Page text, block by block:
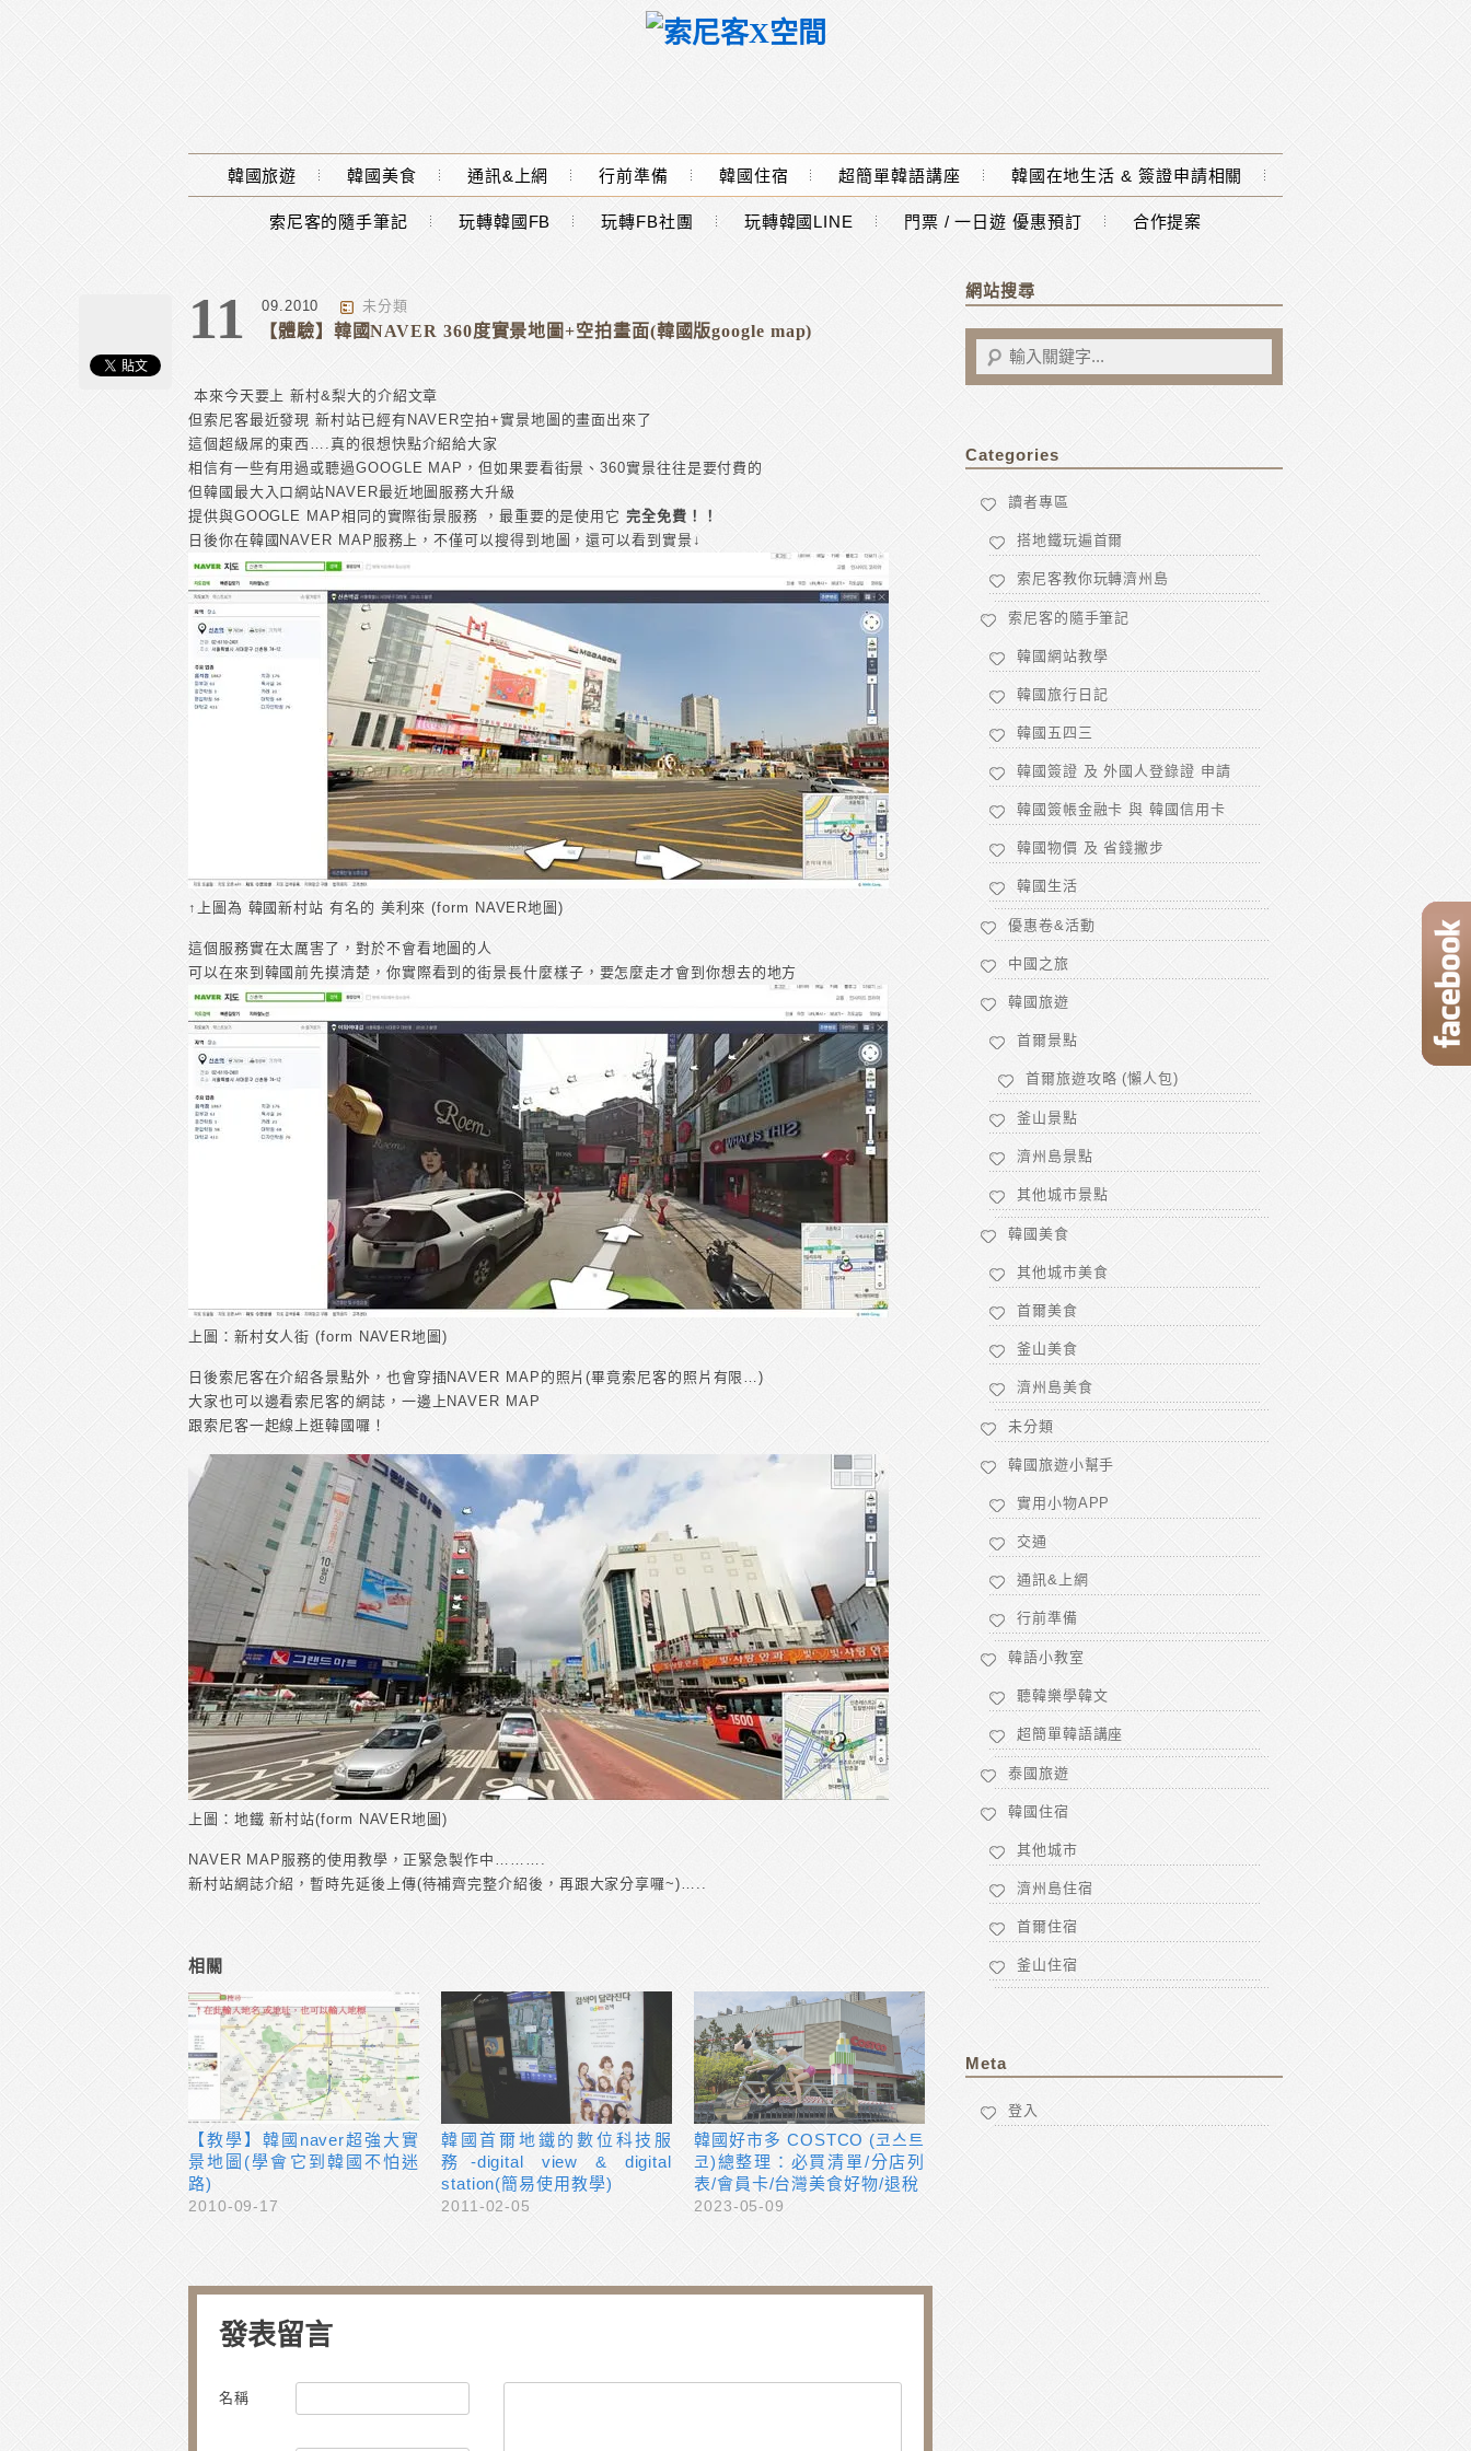
Main Menu
韓國旅遊 韓國美食 通訊&上網 行前準備 韓國住宿 超簡單韓語講座 韓國在地生活 & 簽證申請相關
索尼客的隨手筆記 玩轉韓國FB 玩轉FB社團 玩轉韓國LINE 門票 / 一日遊 優惠預訂 合作提案
11 09.2010 未分類
【體驗】韓國NAVER 360度實景地圖+空拍畫面(韓國版google map)
本來今天要上 新村&梨大的介紹文章
但索尼客最近發現 新村站已經有NAVER空拍+實景地圖的畫面出來了
這個超級屌的東西….真的很想快點介紹給大家
相信有一些有用過或聽過GOOGLE MAP，但如果要看街景、360實景往往是要付費的
但韓國最大入口網站NAVER最近地圖服務大升級
提供與GOOGLE MAP相同的實際街景服務 ，最重要的是使用它完全免費！！
日後你在韓國NAVER MAP服務上，不僅可以搜得到地圖，還可以看到實景↓
↑上圖為 韓國新村站 有名的 美利來 (form NAVER地圖)
這個服務實在太厲害了，對於不會看地圖的人
可以在來到韓國前先摸清楚，你實際看到的街景長什麼樣子，要怎麼走才會到你想去的地方
上圖：新村女人街 (form NAVER地圖)
日後索尼客在介紹各景點外，也會穿插NAVER MAP的照片(畢竟索尼客的照片有限…)
大家也可以邊看索尼客的網誌，一邊上NAVER MAP
跟索尼客一起線上逛韓國囉！
上圖：地鐵 新村站(form NAVER地圖)
NAVER MAP服務的使用教學，正緊急製作中……….
新村站網誌介紹，暫時先延後上傳(待補齊完整介紹後，再跟大家分享囉~)…..
相關
【教學】韓國naver超強大實
景地圖(學會它到韓國不怕迷
路)
2010-09-17
韓國首爾地鐵的數位科技服
務-digital view & digital
station(簡易使用教學)
2011-02-05
韓國好市多 COSTCO (코스트
코)總整理：必買清單/分店列
表/會員卡/台灣美食好物/退稅
2023-05-09
發表留言
名稱
網站搜尋
Categories
讀者專區
搭地鐵玩遍首爾
索尼客教你玩轉濟州島
索尼客的隨手筆記
韓國網站教學
韓國旅行日記
韓國五四三
韓國簽證 及 外國人登錄證 申請
韓國簽帳金融卡 與 韓國信用卡
韓國物價 及 省錢撇步
韓國生活
優惠卷&活動
中國之旅
韓國旅遊
首爾景點
首爾旅遊攻略 (懶人包)
釜山景點
濟州島景點
其他城市景點
韓國美食
其他城市美食
首爾美食
釜山美食
濟州島美食
未分類
韓國旅遊小幫手
實用小物APP
交通
通訊&上網
行前準備
韓語小教室
聽韓樂學韓文
超簡單韓語講座
泰國旅遊
韓國住宿
其他城市
濟州島住宿
首爾住宿
釜山住宿
Meta
登入